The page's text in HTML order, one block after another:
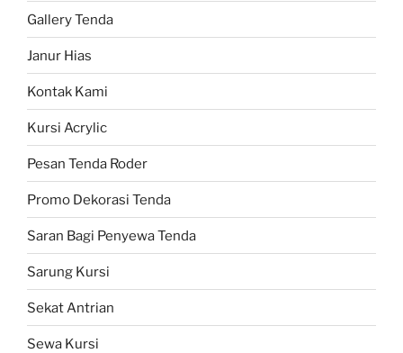
Gallery Tenda
Janur Hias
Kontak Kami
Kursi Acrylic
Pesan Tenda Roder
Promo Dekorasi Tenda
Saran Bagi Penyewa Tenda
Sarung Kursi
Sekat Antrian
Sewa Kursi